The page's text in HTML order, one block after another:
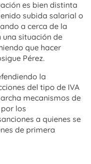
es bien distinta
subida salarial o
a cerca de la
situación de
que hacer
Pérez.
la
del tipo de IVA
mecanismos de
los
a quienes se
de primera